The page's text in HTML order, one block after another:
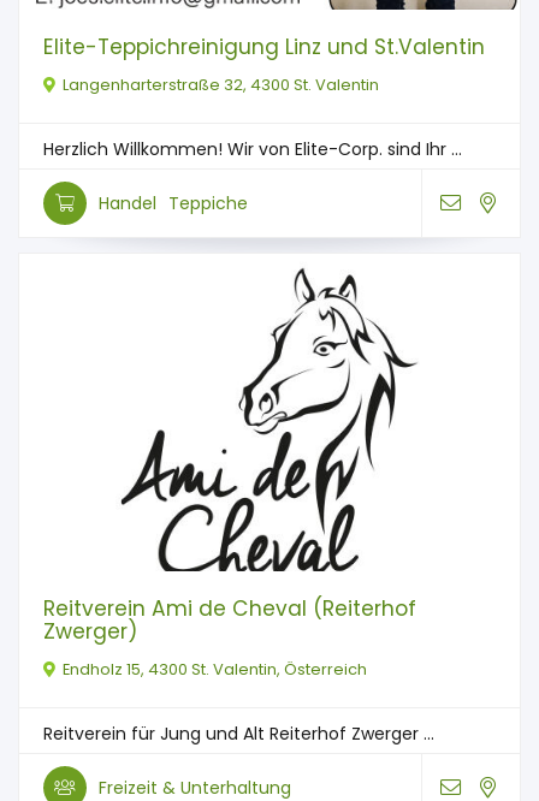
Elite-Teppichreinigung Linz und St.Valentin
Langenharterstraße 32, 4300 St. Valentin
Herzlich Willkommen! Wir von Elite-Corp. sind Ihr ...
Handel Teppiche
Reitverein Ami de Cheval (Reiterhof
Zwerger)
Endholz 15, 4300 St. Valentin, Österreich
Reitverein für Jung und Alt Reiterhof Zwerger ...
Freizeit & Unterhaltung